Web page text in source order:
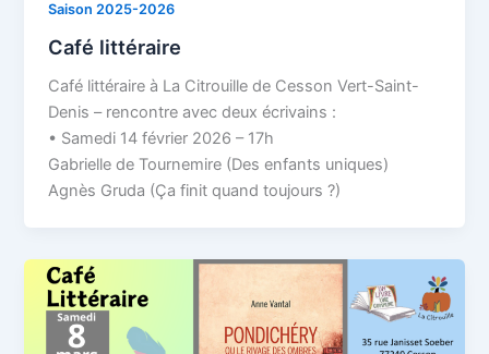
Saison 2025-2026
Café littéraire
Café littéraire à La Citrouille de Cesson Vert-Saint-
Denis – rencontre avec deux écrivains :
• Samedi 14 février 2026 – 17h
Gabrielle de Tournemire (Des enfants uniques)
Agnès Gruda (Ça finit quand toujours ?)